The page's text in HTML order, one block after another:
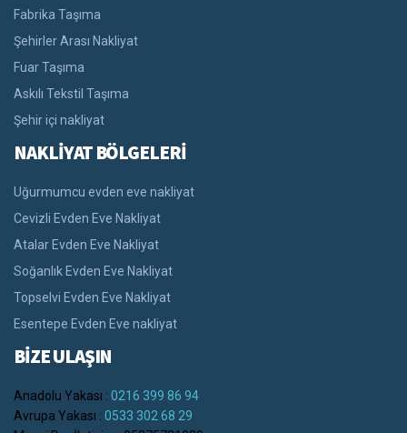
Fabrika Taşıma
Şehirler Arası Nakliyat
Fuar Taşıma
Askılı Tekstil Taşıma
Şehir içi nakliyat
NAKLİYAT BÖLGELERİ
Uğurmumcu evden eve nakliyat
Cevizli Evden Eve Nakliyat
Atalar Evden Eve Nakliyat
Soğanlık Evden Eve Nakliyat
Topselvi Evden Eve Nakliyat
Esentepe Evden Eve nakliyat
BİZE ULAŞIN
Anadolu Yakası : 0216 399 86 94
Avrupa Yakası : 0533 302 68 29